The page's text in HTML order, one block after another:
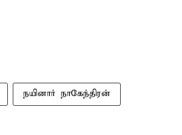
நயினார் நாகேந்திரன்